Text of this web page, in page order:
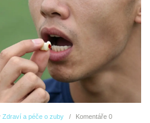
Zdraví a péče o zuby Komentáře 0